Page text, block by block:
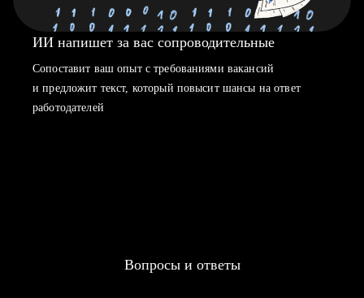
ИИ напишет за вас сопроводительные
Сопоставит ваш опыт с требованиями вакансий
и предложит текст, который повысит шансы на ответ
работодателей
Вопросы и ответы